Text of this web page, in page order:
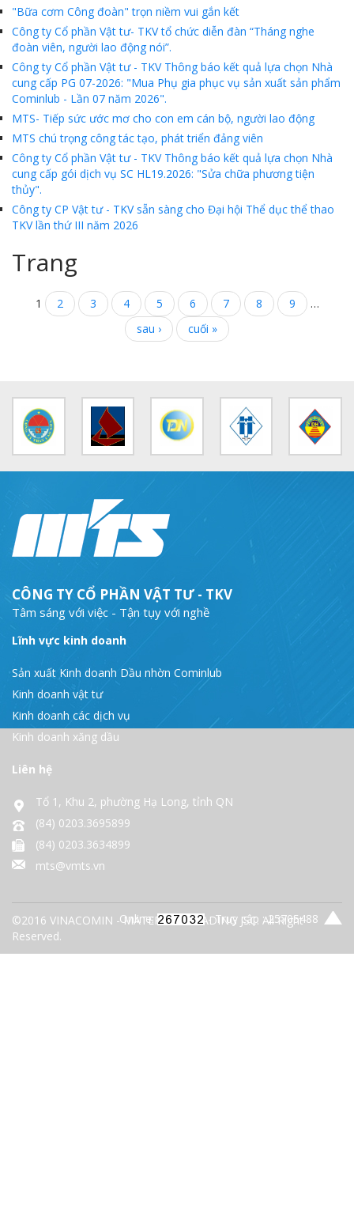
"Bữa cơm Công đoàn" trọn niềm vui gắn kết
Công ty Cổ phần Vật tư- TKV tổ chức diễn đàn “Tháng nghe
đoàn viên, người lao động nói”.
Công ty Cổ phần Vật tư - TKV Thông báo kết quả lựa chọn Nhà
cung cấp PG 07-2026: "Mua Phụ gia phục vụ sản xuất sản phẩm
Cominlub - Lần 07 năm 2026".
MTS- Tiếp sức ước mơ cho con em cán bộ, người lao động
MTS chú trọng công tác tạo, phát triển đảng viên
Công ty Cổ phần Vật tư - TKV Thông báo kết quả lựa chọn Nhà
cung cấp gói dịch vụ SC HL19.2026: "Sửa chữa phương tiện
thủy".
Công ty CP Vật tư - TKV sẵn sàng cho Đại hội Thể dục thể thao
TKV lần thứ III năm 2026
Trang
1 2 3 4 5 6 7 8 9
…
sau ›
cuối »
CÔNG TY CỔ PHẦN VẬT TƯ - TKV
Tâm sáng với việc - Tận tụy với nghề
Lĩnh vực kinh doanh
Sản xuất Kinh doanh Dầu nhờn Cominlub
Kinh doanh vật tư
Kinh doanh các dịch vụ
Kinh doanh xăng dầu
Liên hệ
Tổ 1, Khu 2, phường Hạ Long, tỉnh QN
(84) 0203.3695899
(84) 0203.3634899
mts@vmts.vn
©2016 VINACOMIN - MATERIALS TRADING JSC. All Right
Reserved.
Online: - Truy cập : 25705488